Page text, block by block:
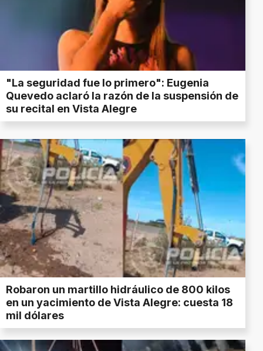
"La seguridad fue lo primero": Eugenia
Quevedo aclaró la razón de la suspensión de
su recital en Vista Alegre
Robaron un martillo hidráulico de 800 kilos
en un yacimiento de Vista Alegre: cuesta 18
mil dólares